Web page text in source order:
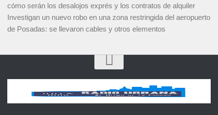
cómo serán los desalojos exprés y los contratos de alquiler
Investigan un nuevo robo en una zona restringida del aeropuerto
de Posadas: se llevaron cables y otros elementos